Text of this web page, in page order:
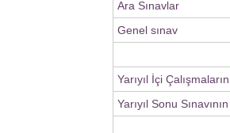
Ara Sınavlar
Genel sınav
Yarıyıl İçi
Yarıyıl Sonu